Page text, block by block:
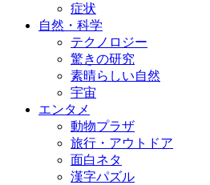
症状
自然・科学
テクノロジー
驚きの研究
素晴らしい自然
宇宙
エンタメ
動物プラザ
旅行・アウトドア
面白ネタ
漢字パズル